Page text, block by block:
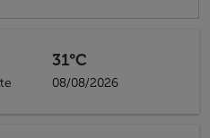
31°C
08/08/2026